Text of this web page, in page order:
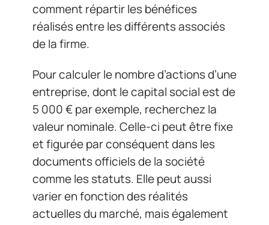
comment répartir les bénéfices
réalisés entre les différents associés
de la firme.
Pour calculer le nombre d’actions d’une
entreprise, dont le capital social est de
5 000 € par exemple, recherchez la
valeur nominale. Celle-ci peut être fixe
et figurée par conséquent dans les
documents officiels de la société
comme les statuts. Elle peut aussi
varier en fonction des réalités
actuelles du marché, mais également